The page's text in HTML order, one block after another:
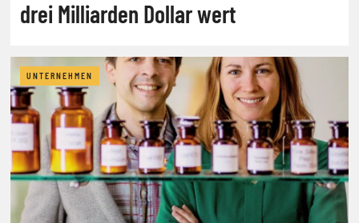
drei Milliarden Dollar wert
UNTERNEHMEN